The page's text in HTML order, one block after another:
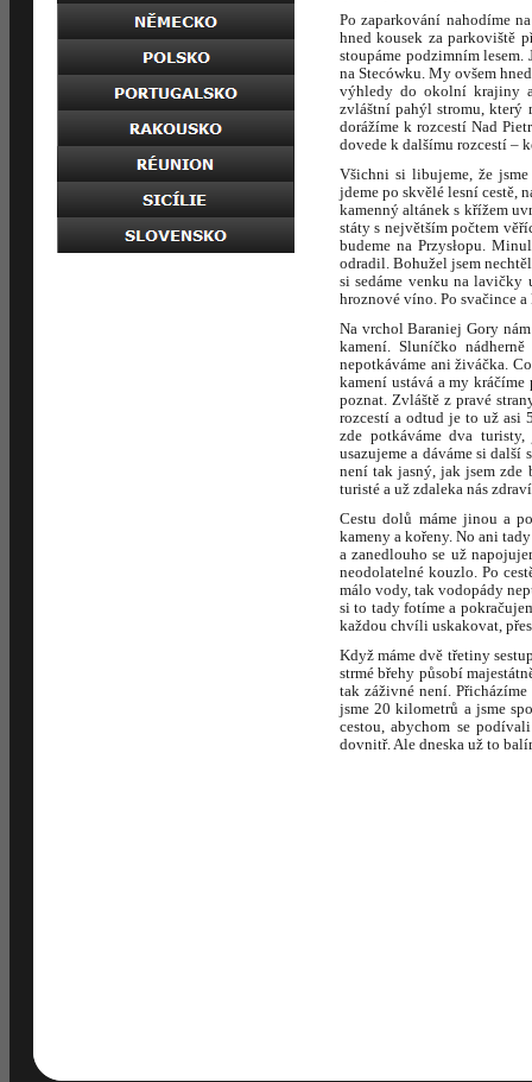
Po zaparkování nahodíme
hned kousek za parkoviště
stoupáme podzimním
na Stecówku. My ovšem
výhledy do okolní krajiny a
zvláštní pahýl stromu, který
dorážíme k rozcestí Nad
dovede k dalšímu rozcestí –
Všichni si libujeme, že
jdeme po skvělé lesní cestě,
kamenný altánek s křížem
státy s největším počtem
budeme na Przysłopu.
odradil. Bohužel jsem
si sedáme venku na lavičky
hroznové víno. Po svačince
Na vrchol Baraniej Gory
kamení. Sluníčko
nepotkáváme ani živáčka.
kamení ustává a my kráčíme
poznat. Zvláště z pravé
rozcestí a odtud je to už asi
zde potkáváme dva
usazujeme a dáváme si
není tak jasný, jak jsem zde
turisté a už zdaleka nás
Cestu dolů máme jinou a
kameny a kořeny. No ani
a zanedlouho se už
neodolatelné kouzlo. Po
málo vody, tak vodopády
si to tady fotíme a
každou chvíli uskakovat,
Když máme dvě třetiny
strmé břehy působí
tak záživné není.
jsme 20 kilometrů a jsme
cestou, abychom se
dovnitř. Ale dneska už to